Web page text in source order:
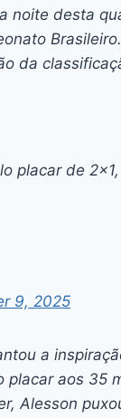
p
y
Li
noite desta
da
placar de
9, 2025
a
aos 35
Alesson